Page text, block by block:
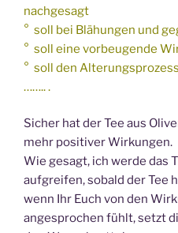
nachgesagt
° soll bei Blähungen und
° soll eine vorbeugende
° soll den
…….. .
Sicher hat der Tee aus
mehr positiver Wirkungen.
Wie gesagt, ich werde das
aufgreifen, sobald der Tee
wenn Ihr Euch von den
angesprochen fühlt, setzt